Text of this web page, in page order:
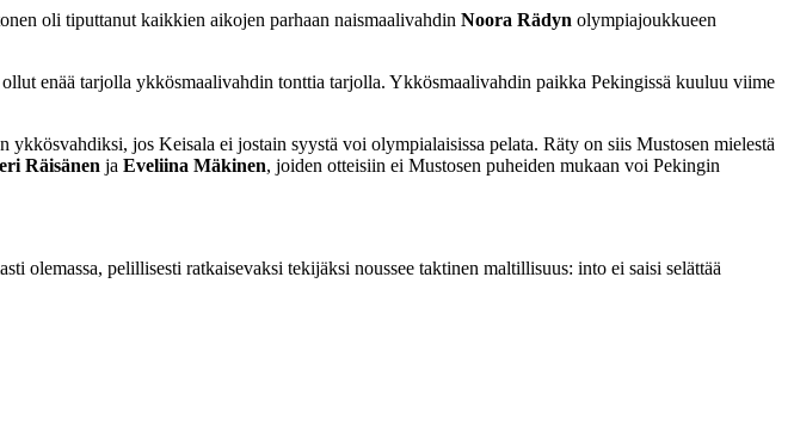
oli tiputtanut kaikkien aikojen parhaan naismaalivahdin Noora Rädyn olympiajoukkueen
enää tarjolla ykkösmaalivahdin tonttia tarjolla. Ykkösmaalivahdin paikka Pekingissä kuuluu viime
jos Keisala ei jostain syystä voi olympialaisissa pelata. Räty on siis Mustosen mielestä
Räisänen ja Eveliina Mäkinen, joiden otteisiin ei Mustosen puheiden mukaan voi Pekingin
pelillisesti ratkaisevaksi tekijäksi noussee taktinen maltillisuus: into ei saisi selättää